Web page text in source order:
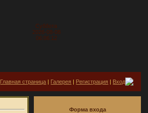
Суббота
2026-08-08
06:06:12
Главная страница | Галерея | Регистрация | Вход
Форма входа